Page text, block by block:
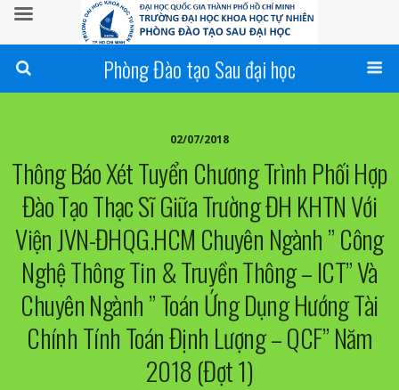
Phòng Đào tạo Sau đại học
02/07/2018
Thông Báo Xét Tuyển Chương Trình Phối Hợp
Đào Tạo Thạc Sĩ Giữa Trường ĐH KHTN Với
Viện JVN-ĐHQG.HCM Chuyên Ngành ” Công
Nghệ Thông Tin & Truyền Thông – ICT” Và
Chuyên Ngành ” Toán Ứng Dụng Hướng Tài
Chính Tính Toán Định Lượng – QCF” Năm
2018 (đợt 1)